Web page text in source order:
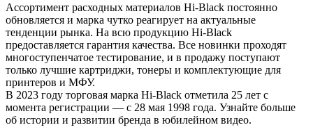
Ассортимент расходных материалов Hi-Black постоянно
обновляется и марка чутко реагирует на актуальные
тенденции рынка. На всю продукцию Hi-Black
предоставляется гарантия качества. Все новинки проходят
многоступенчатое тестирование, и в продажу поступают
только лучшие картриджи, тонеры и комплектующие для
принтеров и МФУ.
В 2023 году торговая марка Hi-Black отметила 25 лет с
момента регистрации — с 28 мая 1998 года. Узнайте больше
об истории и развитии бренда в юбилейном видео.